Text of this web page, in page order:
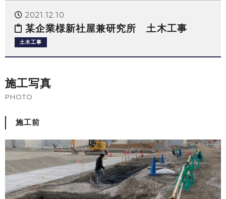
2021.12.10
某企業様新社屋兼研究所 土木工事
土木工事
施工写真
PHOTO
施工前